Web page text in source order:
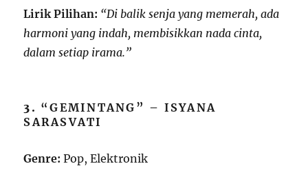
Lirik Pilihan: “Di balik senja yang memerah, ada
harmoni yang indah, membisikkan nada cinta,
dalam setiap irama.”
3. “GEMINTANG” – ISYANA
SARASVATI
Genre: Pop, Elektronik